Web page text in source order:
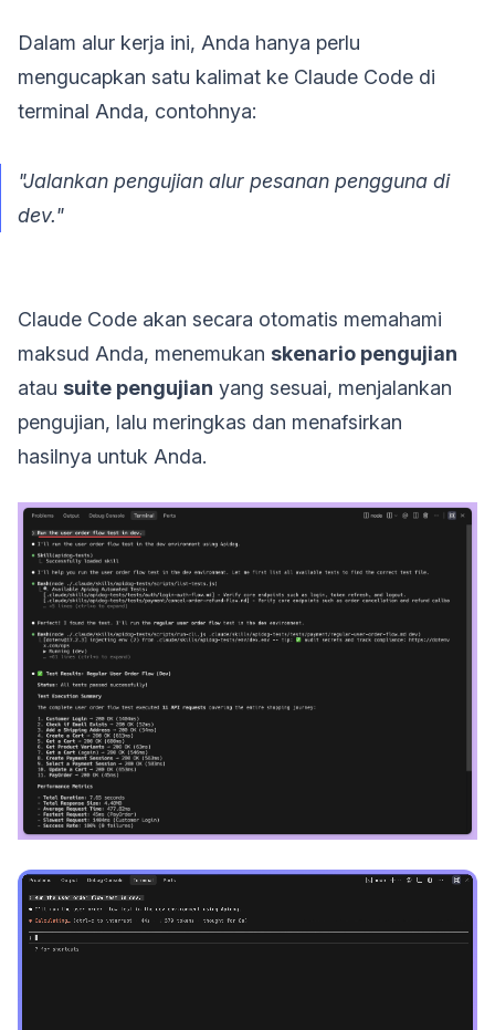
Dalam alur kerja ini, Anda hanya perlu
mengucapkan satu kalimat ke Claude Code di
terminal Anda, contohnya:
"Jalankan pengujian alur pesanan pengguna di
dev."
Claude Code akan secara otomatis memahami
maksud Anda, menemukan skenario pengujian
atau suite pengujian yang sesuai, menjalankan
pengujian, lalu meringkas dan menafsirkan
hasilnya untuk Anda.